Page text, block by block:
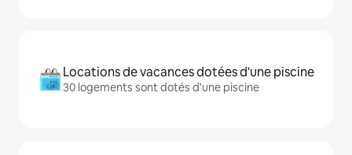
Locations de vacances dotées d'une piscine
30 logements sont dotés d'une piscine